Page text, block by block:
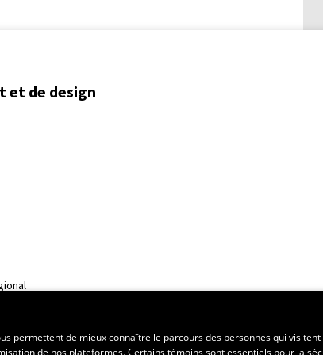
et de design
permettent de mieux connaître le parcours des personnes qui
de nos plateformes. Certains témoins sont essentiels pour la